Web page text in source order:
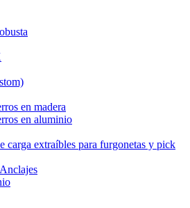
en madera
en aluminio
carga extraíbles para furgonetas y pick